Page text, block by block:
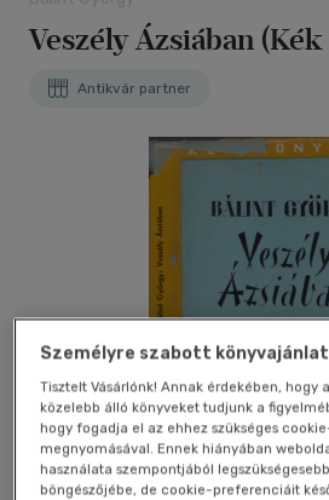
Veszély Ázsiában
Antikvár partner
Személyre szabott
Tisztelt Vásárlónk! Annak érdekében, hogy
közelebb álló könyveket tudjunk a
hogy fogadja el az ehhez szükséges
megnyomásával. Ennek hiányában
használata szempontjából
böngészőjébe, de cookie-preferenciáit